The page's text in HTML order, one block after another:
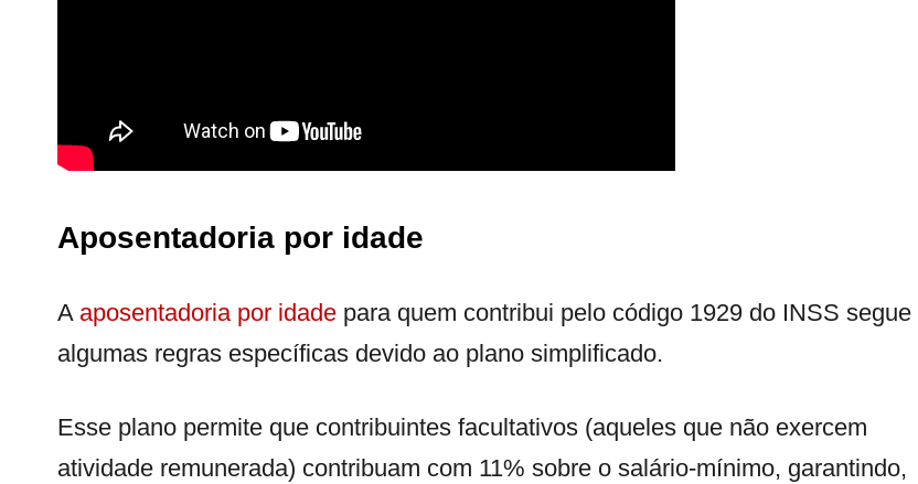
Aposentadoria por idade
A aposentadoria por idade para quem contribui pelo código 1929 do INSS segue
algumas regras específicas devido ao plano simplificado.
Esse plano permite que contribuintes facultativos (aqueles que não exercem
atividade remunerada) contribuam com 11% sobre o salário-mínimo, garantindo,